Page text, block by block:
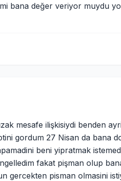
bana değer veriyor muydu
mesafe ilişkisiydi benden
gordum 27 Nisan da bana
beni yipratmak
fakat pişman olup
gercekten pisman olmasini